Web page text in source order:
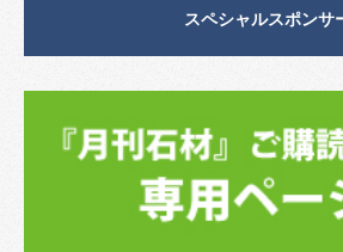
スペシャルスポンサ